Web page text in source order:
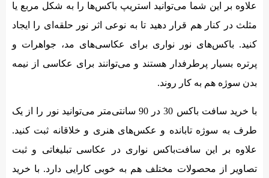
علاوه بر این شما می‌توانید استریپ باکس‌ها را به شکل مربع یا
مثلث در کنار هم قرار دهید تا به نوعی اثر نور حلقه‌‌ای را ایجاد
کنید. باکس‌های نور نواری برای عکاسی‌های مد، جواهرات و
پرتره بسیار پرطرفدار هستند و می‌توانند برای عکاسی از نیمه
بدن سوژه هم به کار روند.
با خرید سافت باکس 30 در 90 سانتی‌متر می‌توانید نور را از یک
طرف به سوژه تابانده و عکس‌های هنری و خلاقانه ثبت کنید.
علاوه بر این سافت‌باکس نواری در عکاسی تبلیغاتی و ثبت
تصاویر از محصولات مختلف هم به خوبی کارایی دارد. با خرید